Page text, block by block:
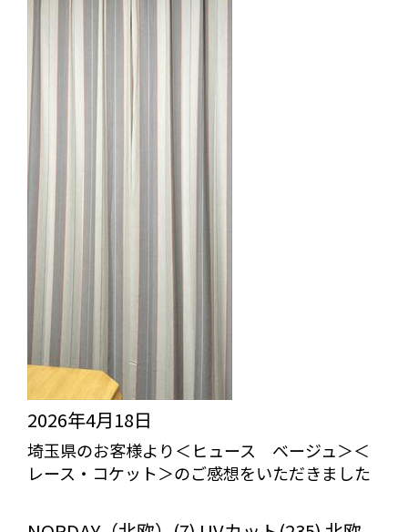
2026年4月18日
埼玉県のお客様より＜ヒュース ベージュ＞＜
レース・コケット＞のご感想をいただきました